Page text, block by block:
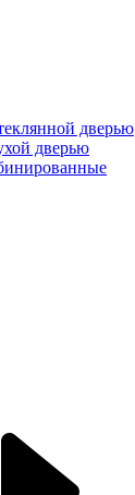
дверью
дверью